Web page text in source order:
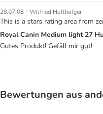
28.07.08 | Wilfried Holthöfger
This is a stars rating area from
Royal Canin Medium light 27
Gutes Produkt! Gefäll mir gut!
Bewertungen aus